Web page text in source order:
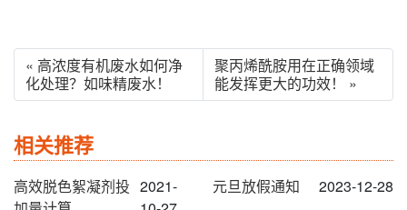
« 高浓度有机废水如何净
化处理？如味精废水！
聚丙烯酰胺用在正确领域
能发挥更大的功效！ »
相关推荐
高效脱色絮凝剂投 2021-
元旦放假通知 2023-12-28